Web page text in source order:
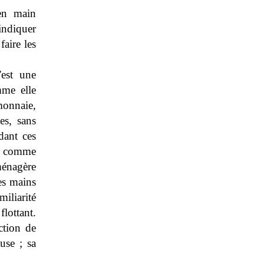
main
les
une
elle
sans
ces
mains
flottant.
de
; sa